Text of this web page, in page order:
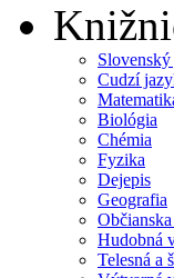
Cudzí
Biológia
Chémia
Fyzika
Dejepis
Geografia
Hudobná
Telesná a